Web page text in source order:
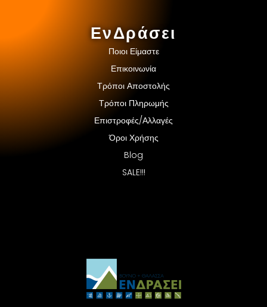
ΕνΔράσει
Ποιοι Είμαστε
Επικοινωνία
Τρόποι Αποστολής
Τρόποι Πληρωμής
Επιστροφές/Αλλαγές
Όροι Χρήσης
Blog
SALE!!!